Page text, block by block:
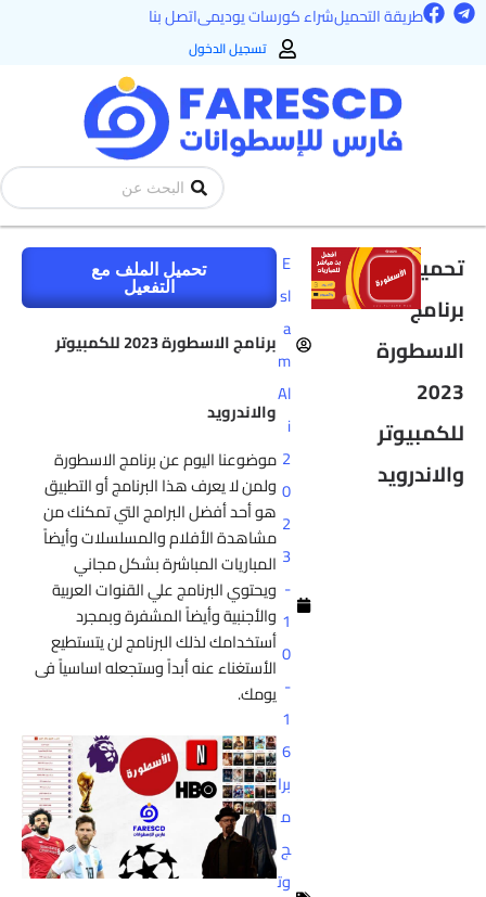
طريقة التحميلشراء كورسات يوديمىاتصل بنا T
e
F
a تسجيل الدخول
Search
تحميل
برنامج
الاسطورة
2023
للكمبيوتر
والاندرويد
m
Al
1
برا
وت
تحميل الملف مع
التفعيل
‌‎برنامج الاسطورة 2023 للكمبيوتر
والاندرويد
موضوعنا اليوم عن برنامج الاسطورة
ولمن لا يعرف هذا البرنامج أو التطبيق
هو أحد أفضل البرامج التي تمكنك من
مشاهدة الأفلام والمسلسلات وأيضاً
المباريات المباشرة بشكل مجاني
ويحتوي البرنامج علي القنوات العربية
والأجنبية وأيضاً المشفرة وبمجرد
أستخدامك لذلك البرنامج لن يتستطيع
الأستغناء عنه أبداً وستجعله اساسياً فى
يومك.